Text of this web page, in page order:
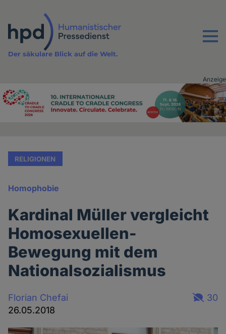
Inhalt
Menu
Der säkulare Blick auf die Welt.
Advertising
Anzeige
RELIGIONEN
Homophobie
Kardinal Müller vergleicht
Homosexuellen-
Bewegung mit dem
Nationalsozialismus
Florian Chefai
26.05.2018
30